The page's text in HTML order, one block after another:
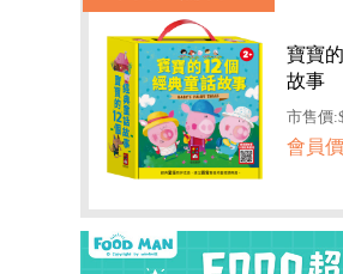
海外購物免煩惱！點我查看
寶寶
故事
市售價
會員